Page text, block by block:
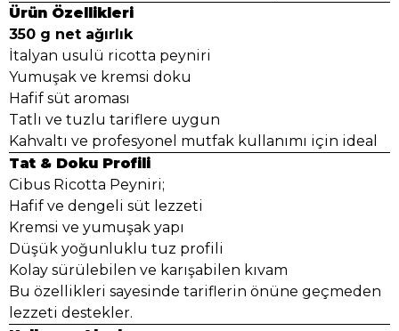
Ürün Özellikleri
350 g net ağırlık
İtalyan usulü ricotta peyniri
Yumuşak ve kremsi doku
Hafif süt aroması
Tatlı ve tuzlu tariflere uygun
Kahvaltı ve profesyonel mutfak kullanımı için ideal
Tat & Doku Profili
Cibus Ricotta Peyniri;
Hafif ve dengeli süt lezzeti
Kremsi ve yumuşak yapı
Düşük yoğunluklu tuz profili
Kolay sürülebilen ve karışabilen kıvam
Bu özellikleri sayesinde tariflerin önüne geçmeden
lezzeti destekler.